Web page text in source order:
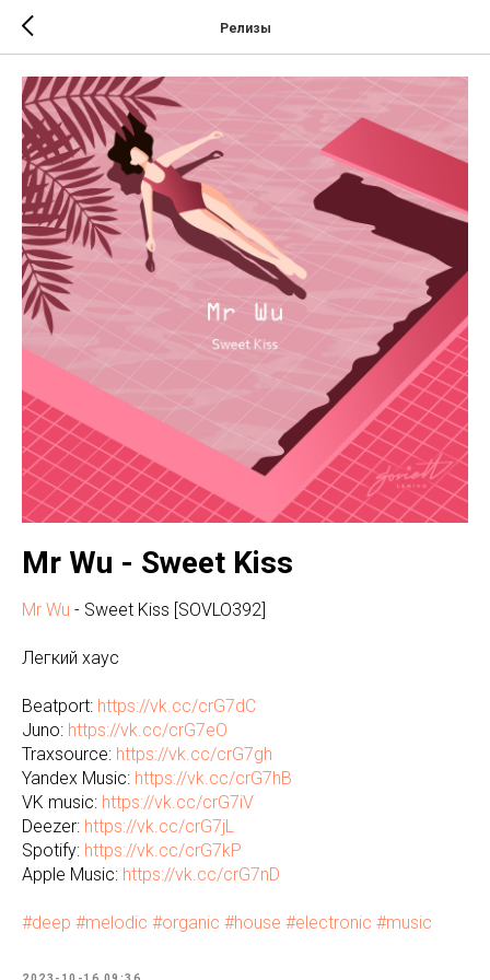
Релизы
Mr Wu - Sweet Kiss
Mr Wu - Sweet Kiss [SOVLO392]
Легкий хаус
Beatport: https://vk.cc/crG7dC
Juno: https://vk.cc/crG7eO
Traxsource: https://vk.cc/crG7gh
Yandex Music: https://vk.cc/crG7hB
VK music: https://vk.cc/crG7iV
Deezer: https://vk.cc/crG7jL
Spotify: https://vk.cc/crG7kP
Apple Music: https://vk.cc/crG7nD
#deep #melodic #organic #house #electronic #music